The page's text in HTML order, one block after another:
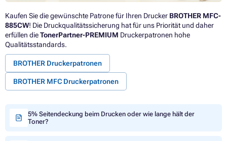
Kaufen Sie die gewünschte Patrone für Ihren Drucker BROTHER MFC-
885CW! Die Druckqualitätssicherung hat für uns Priorität und daher
erfüllen dieTonerPartner-PREMIUM Druckerpatronen hohe
Qualitätsstandards.
BROTHER Druckerpatronen
BROTHER MFC Druckerpatronen
5% Seitendeckung beim Drucken oder wie lange hält der
Toner?